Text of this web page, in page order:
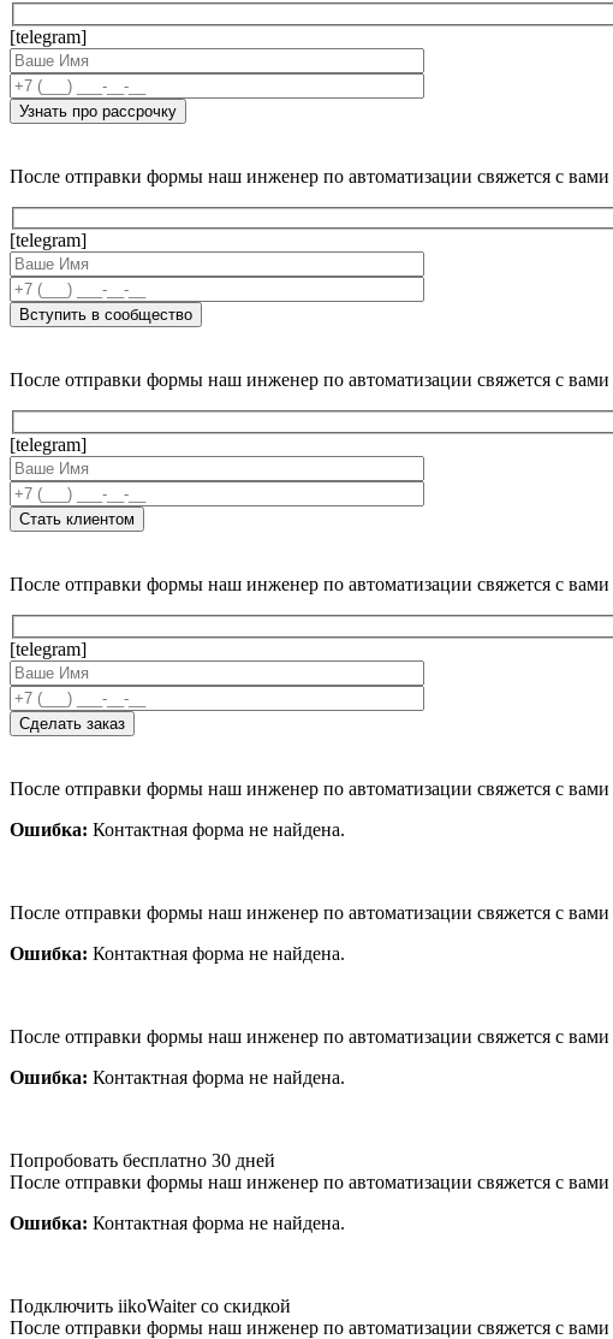
[telegram]
После отправки формы наш инженер по автоматизации свяжется с вами
[telegram]
После отправки формы наш инженер по автоматизации свяжется с вами
[telegram]
После отправки формы наш инженер по автоматизации свяжется с вами
[telegram]
После отправки формы наш инженер по автоматизации свяжется с вами
Ошибка: Контактная форма не найдена.
После отправки формы наш инженер по автоматизации свяжется с вами
Ошибка: Контактная форма не найдена.
После отправки формы наш инженер по автоматизации свяжется с вами
Ошибка: Контактная форма не найдена.
Попробовать бесплатно 30 дней
После отправки формы наш инженер по автоматизации свяжется с вами
Ошибка: Контактная форма не найдена.
Подключить iikoWaiter со скидкой
После отправки формы наш инженер по автоматизации свяжется с вами